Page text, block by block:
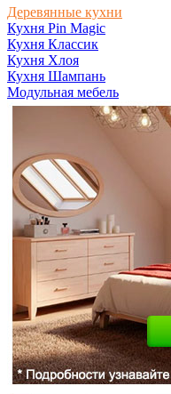
Деревянные кухни
Кухня Pin Magic
Кухня Классик
Кухня Хлоя
Кухня Шампань
Модульная мебель